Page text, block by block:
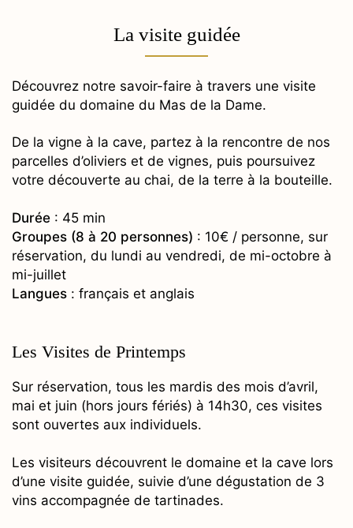
La visite guidée
Découvrez notre savoir-faire à travers une visite
guidée du domaine du Mas de la Dame.
De la vigne à la cave, partez à la rencontre de nos
parcelles d’oliviers et de vignes, puis poursuivez
votre découverte au chai, de la terre à la bouteille.
Durée : 45 min
Groupes (8 à 20 personnes) : 10€ / personne, sur
réservation, du lundi au vendredi, de mi-octobre à
mi-juillet
Langues : français et anglais
Les Visites de Printemps
Sur réservation, tous les mardis des mois d’avril,
mai et juin (hors jours fériés) à 14h30, ces visites
sont ouvertes aux individuels.
Les visiteurs découvrent le domaine et la cave lors
d’une visite guidée, suivie d’une dégustation de 3
vins accompagnée de tartinades.